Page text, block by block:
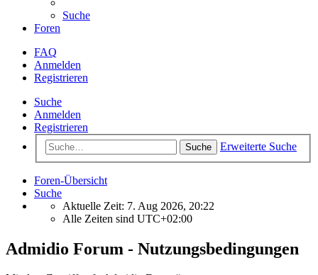
Suche
Foren
FAQ
Anmelden
Registrieren
Suche
Anmelden
Registrieren
Suche Erweiterte Suche
Foren-Übersicht
Suche
Aktuelle Zeit: 7. Aug 2026, 20:22
Alle Zeiten sind UTC+02:00
Admidio Forum - Nutzungsbedingungen